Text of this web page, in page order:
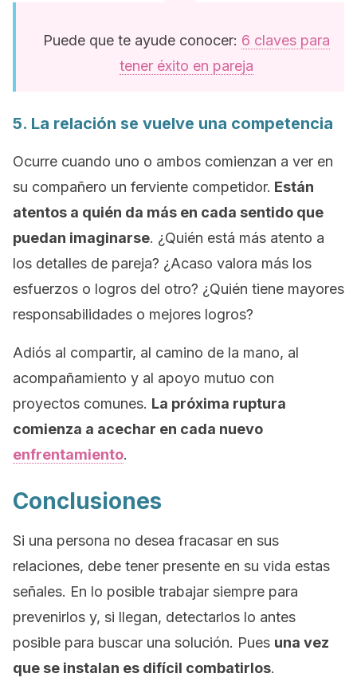
Puede que te ayude conocer: 6 claves para
tener éxito en pareja
5. La relación se vuelve una competencia
Ocurre cuando uno o ambos comienzan a ver en
su compañero un ferviente competidor. Están
atentos a quién da más en cada sentido que
puedan imaginarse. ¿Quién está más atento a
los detalles de pareja? ¿Acaso valora más los
esfuerzos o logros del otro? ¿Quién tiene mayores
responsabilidades o mejores logros?
Adiós al compartir, al camino de la mano, al
acompañamiento y al apoyo mutuo con
proyectos comunes. La próxima ruptura
comienza a acechar en cada nuevo
enfrentamiento.
Conclusiones
Si una persona no desea fracasar en sus
relaciones, debe tener presente en su vida estas
señales. En lo posible trabajar siempre para
prevenirlos y, si llegan, detectarlos lo antes
posible para buscar una solución. Pues una vez
que se instalan es difícil combatirlos.